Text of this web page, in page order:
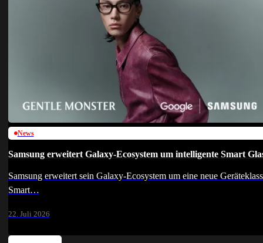
News
Samsung erweitert Galaxy-Ecosystem um intelligente Smart
Samsung erweitert sein Galaxy-Ecosystem um eine neue
Smart…
22. Juli 2026